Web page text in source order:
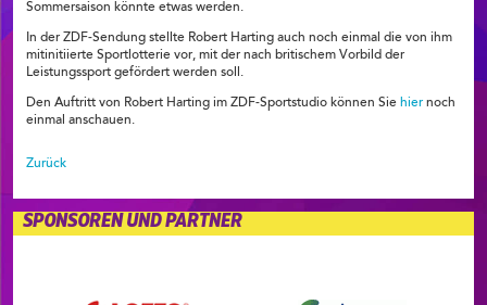
Sommersaison könnte etwas werden.
In der ZDF-Sendung stellte Robert Harting auch noch einmal die von ihm
mitinitiierte Sportlotterie vor, mit der nach britischem Vorbild der
Leistungssport gefördert werden soll.
Den Auftritt von Robert Harting im ZDF-Sportstudio können Sie hier noch
einmal anschauen.
Zurück
SPONSOREN UND PARTNER